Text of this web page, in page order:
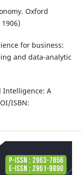
Oxford
for business:
and data-analytic
Intelligence: A
ISBN: